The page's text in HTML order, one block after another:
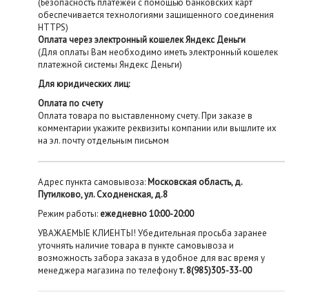
(Безопасность платежей с помощью банковских карт
обеспечивается технологиями защищенного соединения
HTTPS)
Оплата через электронный кошелек Яндекс Деньги
(Для оплаты Вам необходимо иметь электронный кошелек
платежной системы Яндекс Деньги)
Для юридических лиц:
Оплата по счету
Оплата товара по выставленному счету. При заказе в
комментарии укажите реквизиты компании или вышлите их
на эл. почту отдельным письмом
Адрес пункта самовывоза: Московская область, д.
Путилково, ул. Сходненская, д.8
Режим работы: ежедневно 10:00-20:00
УВАЖАЕМЫЕ КЛИЕНТЫ! Убедительная просьба заранее
уточнять наличие товара в пункте самовывоза и
возможность забора заказа в удобное для вас время у
менеджера магазина по телефонут. 8(985)305-33-00